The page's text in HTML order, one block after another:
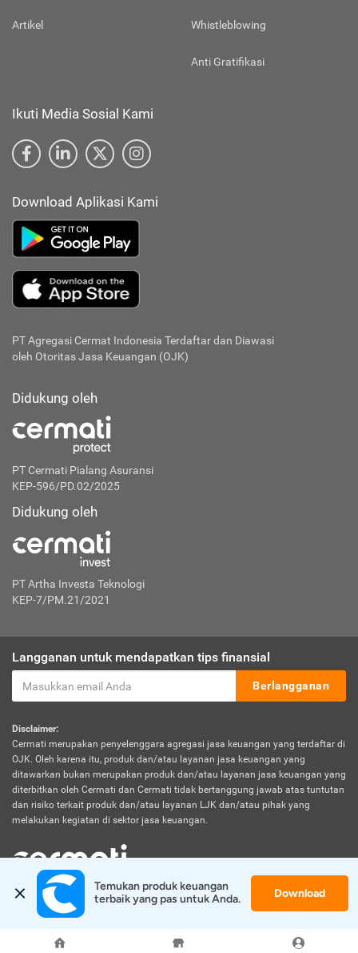
Artikel Whistleblowing
Anti Gratifikasi
Ikuti Media Sosial Kami
Download Aplikasi Kami
PT Agregasi Cermat Indonesia Terdaftar dan Diawasi
oleh Otoritas Jasa Keuangan (OJK)
Didukung oleh
PT Cermati Pialang Asuransi
KEP-596/PD.02/2025
Didukung oleh
PT Artha Investa Teknologi
KEP-7/PM.21/2021
Langganan untuk mendapatkan tips finansial
Berlangganan
Disclaimer:
Cermati merupakan penyelenggara agregasi jasa keuangan yang terdaftar di
OJK. Oleh karena itu, produk dan/atau layanan jasa keuangan yang
ditawarkan bukan merupakan produk dan/atau layanan jasa keuangan yang
diterbitkan oleh Cermati dan Cermati tidak bertanggung jawab atas tuntutan
dan risiko terkait produk dan/atau layanan LJK dan/atau pihak yang
melakukan kegiatan di sektor jasa keuangan.
© 2026 Cermati. All Rights Reserved.
Temukan produk keuangan
terbaik yang pas untuk Anda.
Download